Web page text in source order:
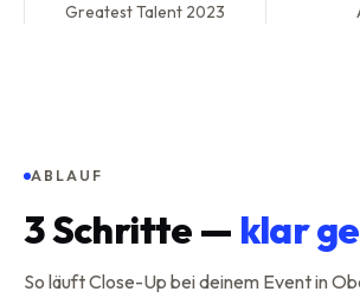
Greatest Talent 2023
ABLAUF
3Schritte — klar
So läuft Close-Up bei deinem Event in